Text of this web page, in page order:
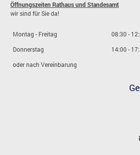
Öffnungszeiten Rathaus und Standesamt
wir sind für Sie da!
Montag - Freitag
08:30 -
Donnerstag
14:00 -
oder nach Vereinbarung